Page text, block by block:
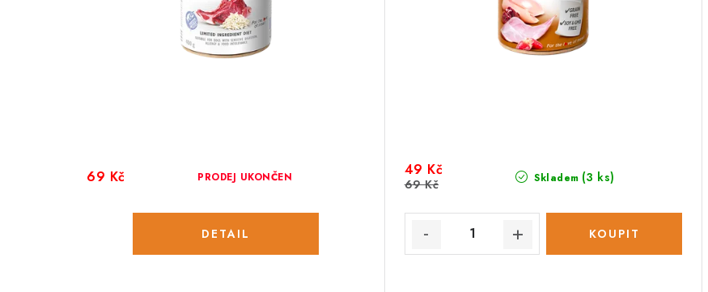
PRODEJ UKONČEN
69 Kč Skladem (3 ks)
49 Kč
69 Kč